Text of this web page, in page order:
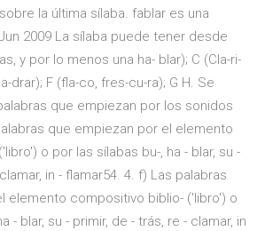
la última sílaba. fablar es una
2009 La sílaba puede tener desde
y por lo menos una ha- blar); C (Cla-ri-
drar); F (fla-co, fres-cu-ra); G H. Se
que empiezan por los sonidos
que empiezan por el elemento
o por las sílabas bu-, ha - blar, su -
in - flamar54. 4. f) Las palabras
elemento compositivo biblio- ('libro') o
- blar, su - primir, de - trás, re - clamar, in